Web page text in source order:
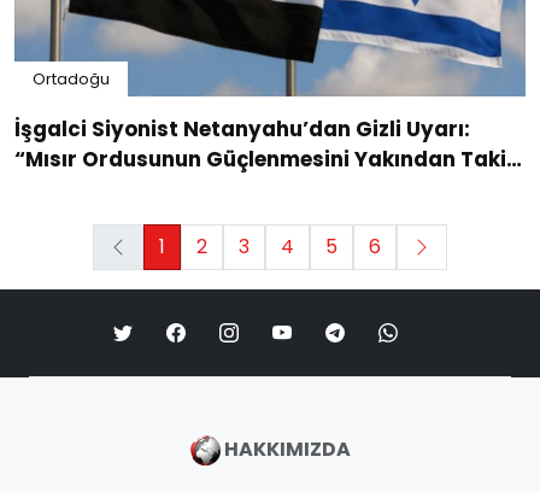
Ortadoğu
İşgalci Siyonist Netanyahu’dan Gizli Uyarı:
“Mısır Ordusunun Güçlenmesini Yakından Takip
1 2 3 4 5 6
HAKKIMIZDA